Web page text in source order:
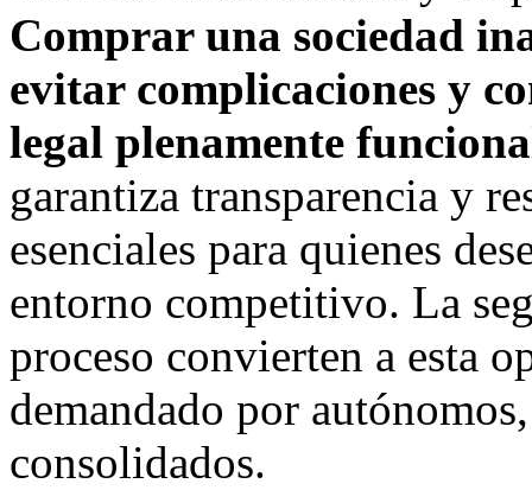
Comprar una sociedad
evitar complicaciones y
legal plenamente
garantiza transparencia y
esenciales para quienes
entorno competitivo. La
proceso convierten a esta
demandado por
consolidados.